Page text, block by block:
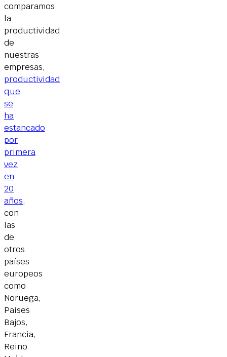
comparamos
la
productividad
de
nuestras
empresas,
productividad
que
se
ha
estancado
por
primera
vez
en
20
años,
con
las
de
otros
países
europeos
como
Noruega,
Países
Bajos,
Francia,
Reino